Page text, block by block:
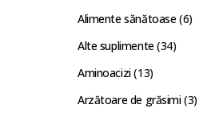
Alimente sănătoase(6)
Alte suplimente(34)
Aminoacizi(13)
Arzătoare de grăsimi(3)